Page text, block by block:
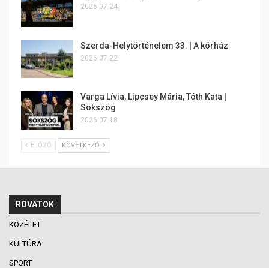
2026.07.24.
Szerda-Helytörténelem 33. | A kórház
2026.07.22.
Varga Lívia, Lipcsey Mária, Tóth Kata |
Sokszög
2026.07.18.
ELŐZŐ KÖVETKEZŐ
ROVATOK
KÖZÉLET
KULTÚRA
SPORT